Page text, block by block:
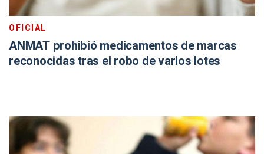
OFICIAL
ANMAT prohibió medicamentos de marcas
reconocidas tras el robo de varios lotes